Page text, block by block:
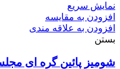
نمایش سریع
افزودن به مقایسه
افزودن به علاقه مندی
بستن
شومیز پائین گره ای مجلسی